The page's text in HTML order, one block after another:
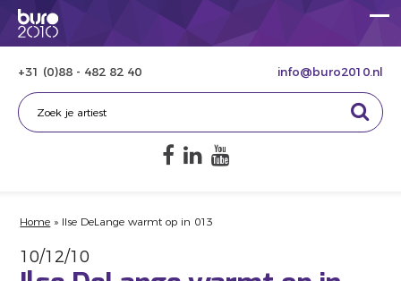
+31 (0)88 - 482 82 40 info@buro2010.nl
Home » Ilse DeLange warmt op in 013
10/12/10